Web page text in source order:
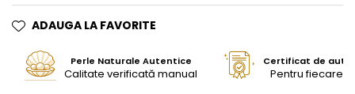
ADAUGA LA FAVORITE
Perle Naturale Autentice
Calitate verificată manual
Certificat de
Pentru fiecare